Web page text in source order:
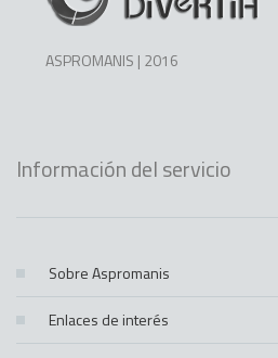
ASPROMANIS | 2016
Información del servicio
Sobre Aspromanis
Enlaces de interés